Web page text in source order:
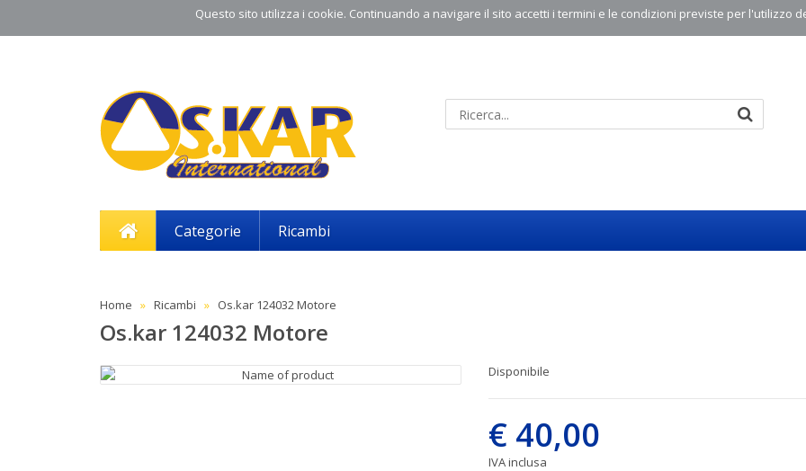
Questo sito utilizza i cookie. Continuando a navigare il sito accetti i termini e le condizioni previste per l'utilizzo
Categorie Ricambi
Home Ricambi Os.kar 124032 Motore
Os.kar 124032 Motore
Disponibile
€ 40,00
IVA inclusa